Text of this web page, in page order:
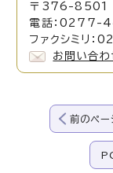
〒376-8501
電話：
ファクシミリ
お問い合わ
前のペー